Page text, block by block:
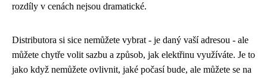
rozdíly v cenách nejsou dramatické.
Distributora si sice nemůžete vybrat - je daný vaší adresou - ale
můžete chytře volit sazbu a způsob, jak elektřinu využíváte. Je to
jako když nemůžete ovlivnit, jaké počasí bude, ale můžete se na